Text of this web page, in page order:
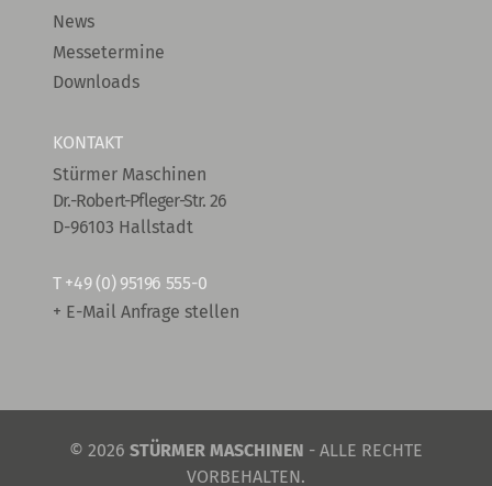
News
Messetermine
Downloads
KONTAKT
Stürmer Maschinen
Dr.-Robert-Pfleger-Str. 26
D-96103 Hallstadt
T +49 (0) 95196 555-0
+ E-Mail Anfrage stellen
© 2026 STÜRMER MASCHINEN - ALLE RECHTE
VORBEHALTEN.